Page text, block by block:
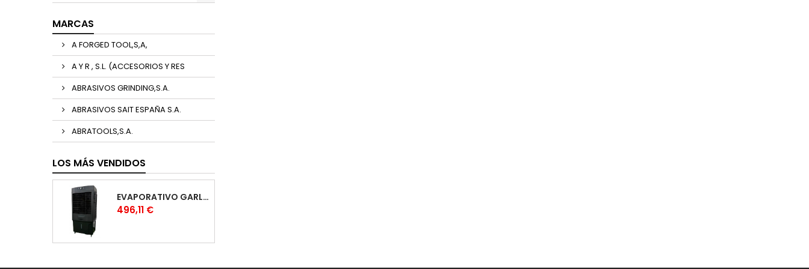
MARCAS
A FORGED TOOL,S,A,
A Y R , S.L. (ACCESORIOS Y RES
ABRASIVOS GRINDING,S.A.
ABRASIVOS SAIT ESPAÑA S.A.
ABRATOOLS,S.A.
LOS MÁS VENDIDOS
EVAPORATIVO GARLAND COOL 1530
Precio
496,11 €